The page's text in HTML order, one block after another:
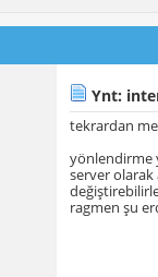
Ynt:
tekrardan
yönlendirme
server olarak
ragmen şu